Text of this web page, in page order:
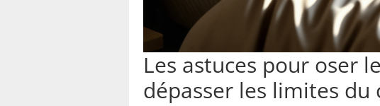
Les astuces pour oser
dépasser les limites du